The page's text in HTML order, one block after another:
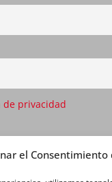
el Consentimiento
de privacidad